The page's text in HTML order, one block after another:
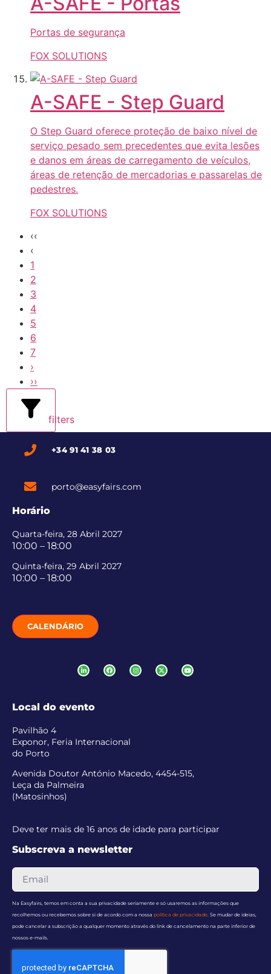
Portas de segurança
FOX SOLUTIONS
A-SAFE - Step Guard
O Step Guard oferece proteção de baixo nível de
serviço pesado sem precedentes que evita lesões
e danos em áreas de carregamento de veículos,
áreas de retenção de mercadorias e passarelas de
pedestres.
FOX SOLUTIONS
‹‹
‹
1
2
3
4
5
6
7
›
››
filters
+34 91 41 38 03
porto@easyfairs.com
Horário
Quarta-feira, 28 Abril 2027
10:00 – 18:00
Quinta-feira, 29 Abril 2027
10:00 – 18:00
CALENDÁRIO
Local do evento
Pavilhão 4
Exponor, Feria Internacional
do Porto
Avenida Doutor António Macedo, 4454-515,
Leça da Palmeira
(Matosinhos)
Deve ter mais de 16 anos de idade para participar
Subscreva a newsletter
Na Easyfairs, temos em conta a sua privacidade seriamente e só usaremos as informações que
recolhemos ou recebemos sobre si de acordo com a nossa política de privacidade . Se mudar de ideias,
pode cancelar a subscrição a qualquer momento através do link de cancelamento na parte inferior de
nossos e-mails.